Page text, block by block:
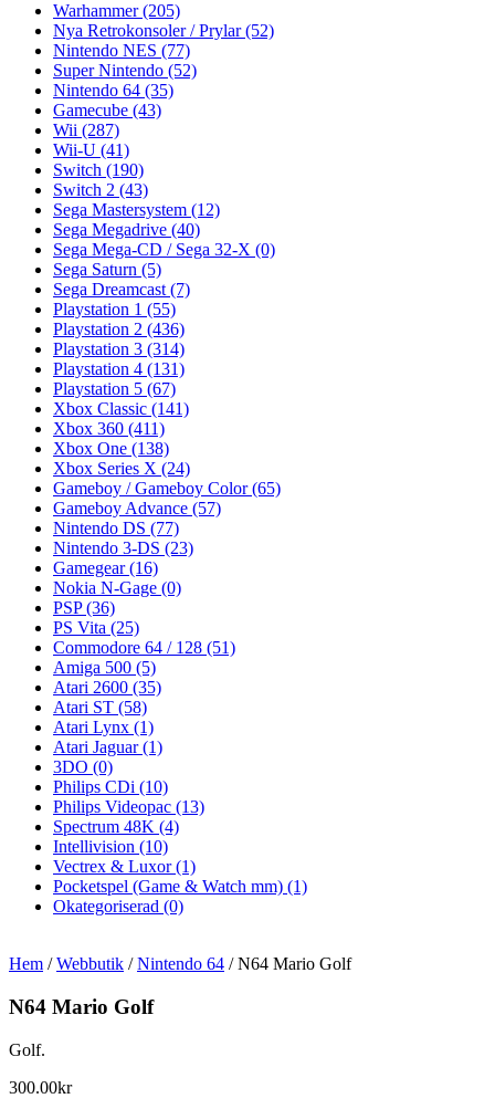
Warhammer(205)
Nya Retrokonsoler / Prylar(52)
Nintendo NES (77)
Super Nintendo (52)
Nintendo 64 (35)
Gamecube (43)
Wii (287)
Wii-U (41)
Switch (190)
Switch 2 (43)
Sega Mastersystem (12)
Sega Megadrive (40)
Sega Mega-CD / Sega 32-X (0)
Sega Saturn (5)
Sega Dreamcast (7)
Playstation 1 (55)
Playstation 2 (436)
Playstation 3 (314)
Playstation 4 (131)
Playstation 5 (67)
Xbox Classic (141)
Xbox 360 (411)
Xbox One (138)
Xbox Series X (24)
Gameboy / Gameboy Color(65)
Gameboy Advance (57)
Nintendo DS (77)
Nintendo 3-DS (23)
Gamegear(16)
Nokia N-Gage (0)
PSP(36)
PS Vita (25)
Commodore 64 / 128 (51)
Amiga 500 (5)
Atari 2600 (35)
Atari ST (58)
Atari Lynx (1)
Atari Jaguar(1)
3DO (0)
Philips CDi (10)
Philips Videopac (13)
Spectrum 48K (4)
Intellivision (10)
Vectrex & Luxor(1)
Pocketspel (Game & Watch mm) (1)
Okategoriserad (0)
Hem /Webbutik /Nintendo 64 / N64 Mario Golf
N64 Mario Golf
Golf.
300.00kr